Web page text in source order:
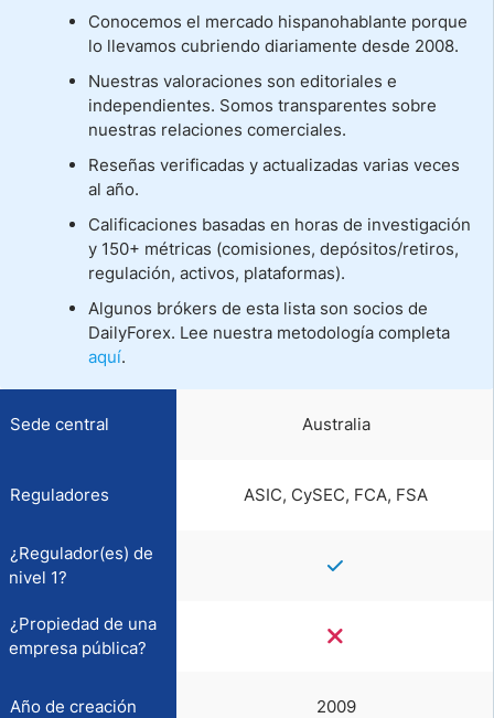
Conocemos el mercado hispanohablante porque
lo llevamos cubriendo diariamente desde 2008.
Nuestras valoraciones son editoriales e
independientes. Somos transparentes sobre
nuestras relaciones comerciales.
Reseñas verificadas y actualizadas varias veces
al año.
Calificaciones basadas en horas de investigación
y 150+ métricas (comisiones, depósitos/retiros,
regulación, activos, plataformas).
Algunos brókers de esta lista son socios de
DailyForex. Lee nuestra metodología completa
aquí.
Sede central Australia
Reguladores ASIC, CySEC, FCA, FSA
¿Regulador(es) de
nivel 1?
¿Propiedad de una
empresa pública?
Año de creación 2009